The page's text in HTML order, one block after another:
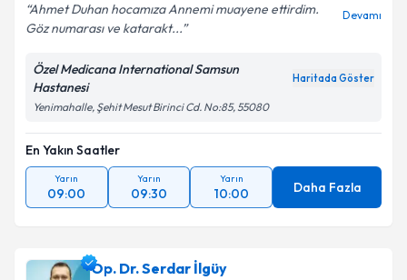
Ahmet Duhan hocamıza Annemi muayene ettirdim.
Göz numarası ve katarakt...
Devamı
Özel Medicana International Samsun
Hastanesi
Haritada Göster
Yenimahalle, Şehit Mesut Birinci Cd. No:85, 55080
En Yakın Saatler
Yarın
09:00
Yarın
09:30
Yarın
10:00 Daha Fazla
Op. Dr. Serdar İlgüy